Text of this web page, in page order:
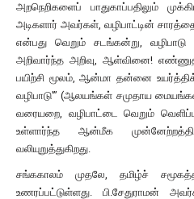
அறநெறிகளைப் பாதுகாப்பதிலும்
அடிகளார் அவர்கள், வழிபாட்டின் சாரத்தை
என்பது வெறும் சடங்கன்று, வழிபாடு
அறிவார்ந்த அறிவு, ஆள்வினை!
பயிற்சி மூலம், ஆன்மா தன்னை
வழிபாடு'” (ஆலயங்கள் சமுதாய மையங்கள்,
வரையறை, வழிபாட்டை வெறும்
உள்ளார்ந்த ஆன்மீக
வலியுறுத்துகிறது.
சங்ககாலம் முதலே, தமிழ்ச்
உணரப்பட்டுள்ளது. பி.சேதுராமன்